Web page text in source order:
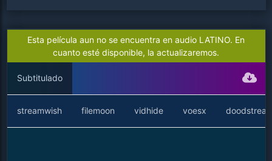
Esta película aun no se encuentra en audio LATINO. En
cuanto esté disponible, la actualizaremos.
Subtitulado
streamwish filemoon vidhide voesx